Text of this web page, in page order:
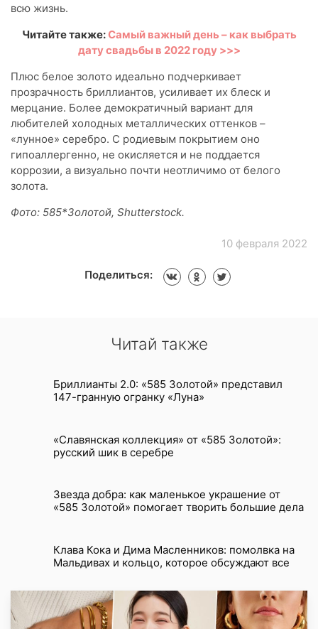
всю жизнь.
Читайте также:Самый важный день – как выбрать
дату свадьбы в 2022 году >>>
Плюс белое золото идеально подчеркивает
прозрачность бриллиантов, усиливает их блеск и
мерцание. Более демократичный вариант для
любителей холодных металлических оттенков –
«лунное» серебро. С родиевым покрытием оно
гипоаллергенно, не окисляется и не поддается
коррозии, а визуально почти неотличимо от белого
золота.
Фото: 585*Золотой, Shutterstock.
10 февраля 2022
Поделиться:
Читай также
Бриллианты 2.0: «585 Золотой» представил
147-гранную огранку «Луна»
«Славянская коллекция» от «585 Золотой»:
русский шик в серебре
Звезда добра: как маленькое украшение от
«585 Золотой» помогает творить большие дела
Клава Кока и Дима Масленников: помолвка на
Мальдивах и кольцо, которое обсуждают все